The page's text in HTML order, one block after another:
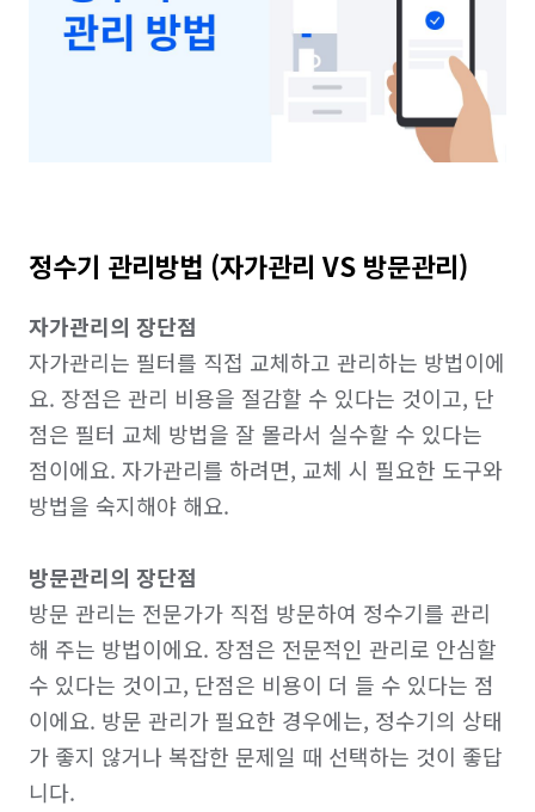
정수기 관리방법 (자가관리 VS 방문관리)
자가관리의 장단점
자가관리는 필터를 직접 교체하고 관리하는 방법이에
요. 장점은 관리 비용을 절감할 수 있다는 것이고, 단
점은 필터 교체 방법을 잘 몰라서 실수할 수 있다는
점이에요. 자가관리를 하려면, 교체 시 필요한 도구와
방법을 숙지해야 해요.
방문관리의 장단점
방문 관리는 전문가가 직접 방문하여 정수기를 관리
해 주는 방법이에요. 장점은 전문적인 관리로 안심할
수 있다는 것이고, 단점은 비용이 더 들 수 있다는 점
이에요. 방문 관리가 필요한 경우에는, 정수기의 상태
가 좋지 않거나 복잡한 문제일 때 선택하는 것이 좋답